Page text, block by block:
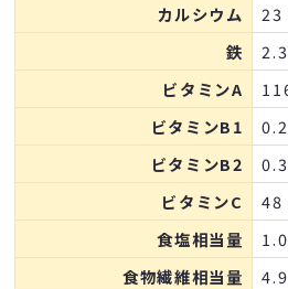
カルシウム
23
鉄
ビタミンA
ビタミンB1
ビタミンB2
ビタミンC
48
食塩相当量
食物繊維相当量